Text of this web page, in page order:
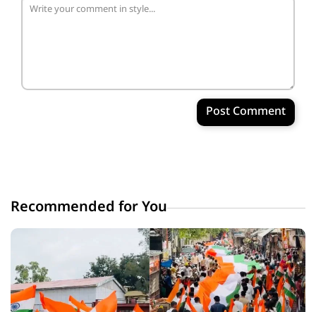
Post Comment
Recommended for You